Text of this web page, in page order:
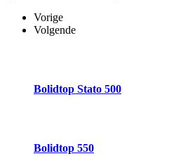
Vorige
Volgende
Bolidtop Stato 500
Bolidtop 550